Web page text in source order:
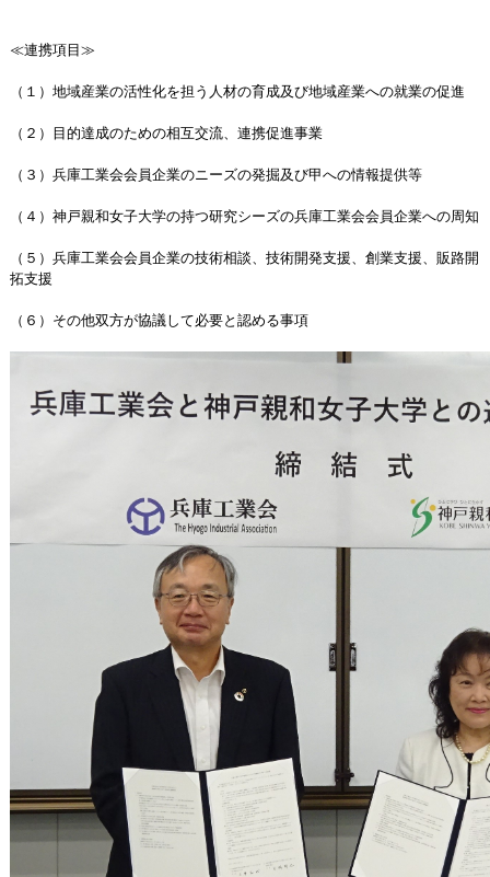
≪連携項目≫
（１）地域産業の活性化を担う人材の育成及び地域産業への就業の促進
（２）目的達成のための相互交流、連携促進事業
（３）兵庫工業会会員企業のニーズの発掘及び甲への情報提供等
（４）神戸親和女子大学の持つ研究シーズの兵庫工業会会員企業への周知
（５）兵庫工業会会員企業の技術相談、技術開発支援、創業支援、販路開
拓支援
（６）その他双方が協議して必要と認める事項